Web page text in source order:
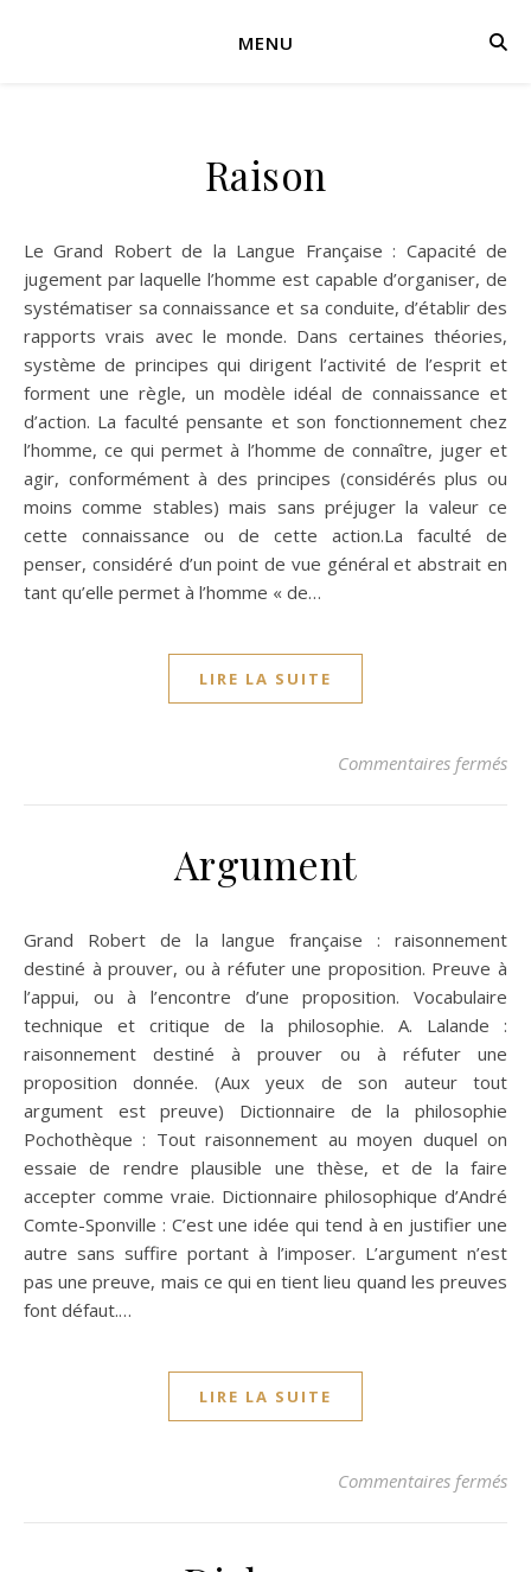
MENU
Raison
Le Grand Robert de la Langue Française : Capacité de
jugement par laquelle l’homme est capable d’organiser, de
systématiser sa connaissance et sa conduite, d’établir des
rapports vrais avec le monde. Dans certaines théories,
système de principes qui dirigent l’activité de l’esprit et
forment une règle, un modèle idéal de connaissance et
d’action. La faculté pensante et son fonctionnement chez
l’homme, ce qui permet à l’homme de connaître, juger et
agir, conformément à des principes (considérés plus ou
moins comme stables) mais sans préjuger la valeur ce
cette connaissance ou de cette action.La faculté de
penser, considéré d’un point de vue général et abstrait en
tant qu’elle permet à l’homme « de…
LIRE LA SUITE
Commentaires fermés
Argument
Grand Robert de la langue française : raisonnement
destiné à prouver, ou à réfuter une proposition. Preuve à
l’appui, ou à l’encontre d’une proposition. Vocabulaire
technique et critique de la philosophie. A. Lalande :
raisonnement destiné à prouver ou à réfuter une
proposition donnée. (Aux yeux de son auteur tout
argument est preuve) Dictionnaire de la philosophie
Pochothèque : Tout raisonnement au moyen duquel on
essaie de rendre plausible une thèse, et de la faire
accepter comme vraie. Dictionnaire philosophique d’André
Comte-Sponville : C’est une idée qui tend à en justifier une
autre sans suffire portant à l’imposer. L’argument n’est
pas une preuve, mais ce qui en tient lieu quand les preuves
font défaut.…
LIRE LA SUITE
Commentaires fermés